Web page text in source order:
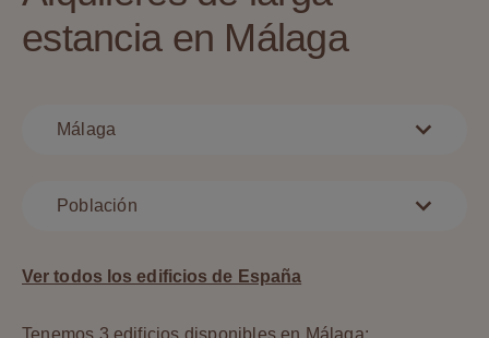
estancia en Málaga
Málaga
Población
Ver todos los edificios de España
Tenemos 3 edificios disponibles en Málaga: